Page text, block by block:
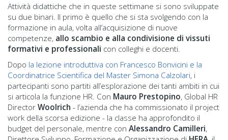
Attività didattiche che in queste settimane si sono sviluppate
su due binari. Il primo è quello che si sta svolgendo con la
formazione in aula, volta all’acquisizione di nuove
competenze, allo scambio e alla condivisione di vissuti
formativi e professionali con colleghi e docenti.
Dopo la lezione introduttiva con Francesco Bonvicini e la
Coordinatrice Scientifica del Master Simona Calzolari, i
partecipanti sono partiti all’esplorazione dei tanti ambiti in cui
si articola la funzione HR. Con Mauro Prestopino, Global HR
Director Woolrich - l’azienda che ha commissionato il project
work della scorsa edizione - la classe ha approfondito il
budget del personale, mentre con Alessandro Camilleri,